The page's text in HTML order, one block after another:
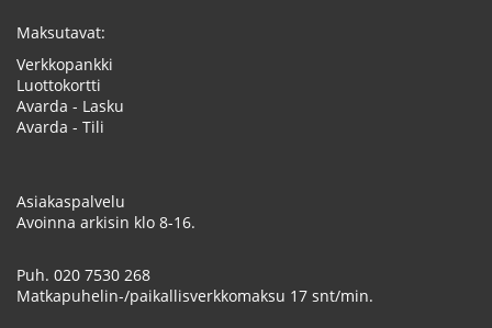
Maksutavat:
Verkkopankki
Luottokortti
Avarda - Lasku
Avarda - Tili
Asiakaspalvelu
Avoinna arkisin klo 8-16.
Puh. 020 7530 268
Matkapuhelin-/paikallisverkkomaksu 17 snt/min.